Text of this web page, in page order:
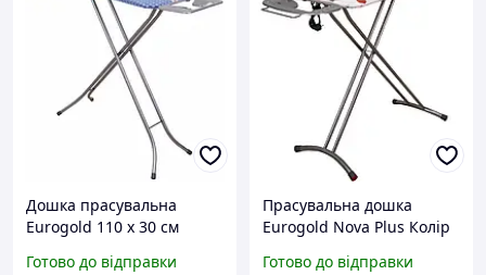
Дошка прасувальна
Eurogold 110 х 30 см
Готово до відправки
Прасувальна дошка
Eurogold Nova Plus Колір
Готово до відправки